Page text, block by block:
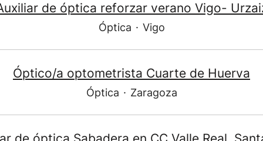
de óptica reforzar verano Vigo-
Óptica · Vigo
Óptico/a optometrista Cuarte de Huerva
Óptica · Zaragoza